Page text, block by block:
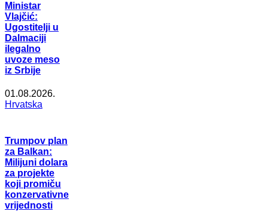
Ministar
Vlajčić:
Ugostitelji u
Dalmaciji
ilegalno
uvoze meso
iz Srbije
01.08.2026.
Hrvatska
Trumpov plan
za Balkan:
Milijuni dolara
za projekte
koji promiču
konzervativne
vrijednosti